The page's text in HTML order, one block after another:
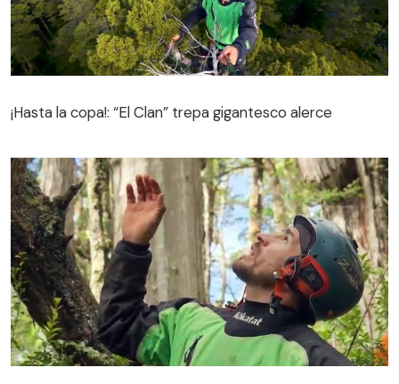
¡Hasta la copa!: “El Clan” trepa gigantesco alerce